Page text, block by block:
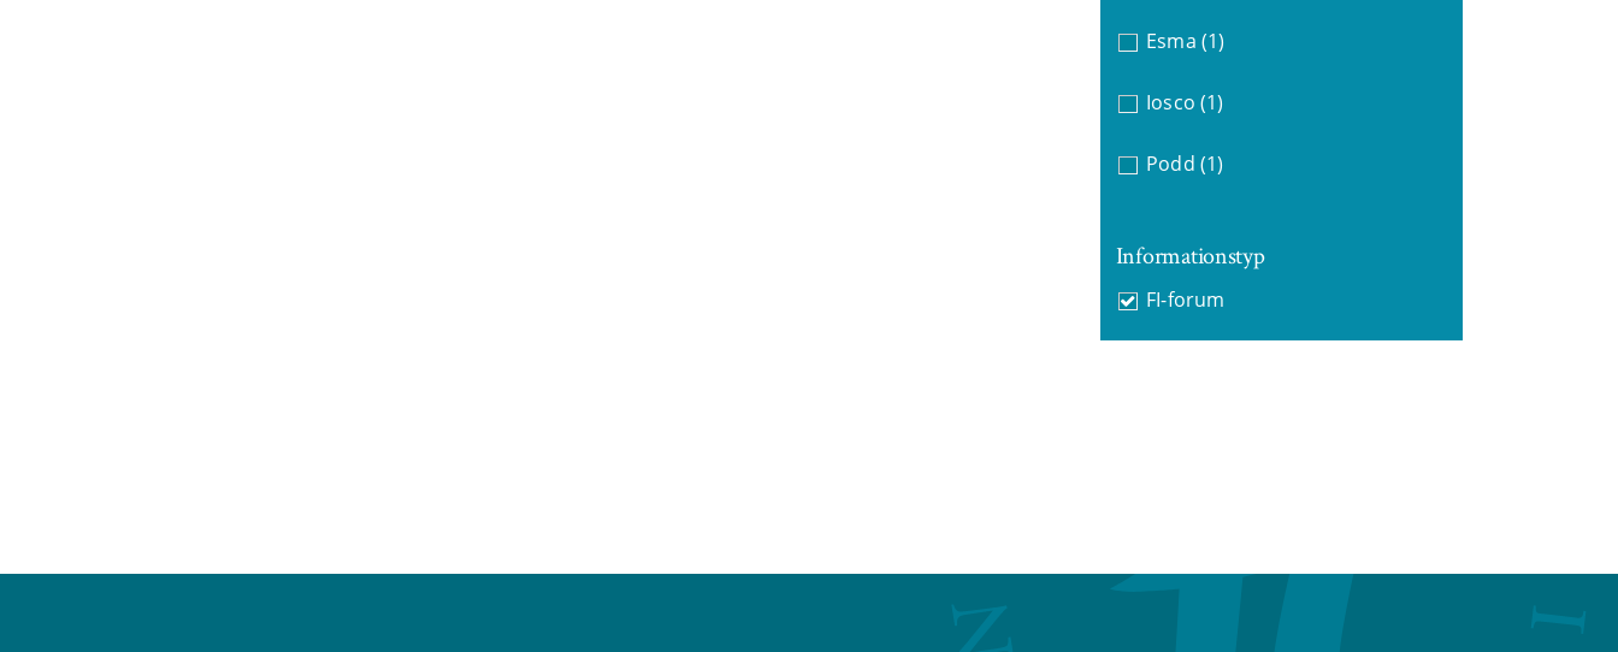
Esma (1)
Iosco (1)
Podd (1)
Informationstyp
FI-forum